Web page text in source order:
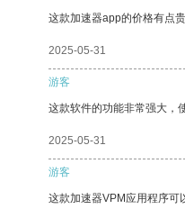
这款加速器app的价格有点
2025-05-31
游客
这款软件的功能非常强大，
2025-05-31
游客
这款加速器VPM应用程序可